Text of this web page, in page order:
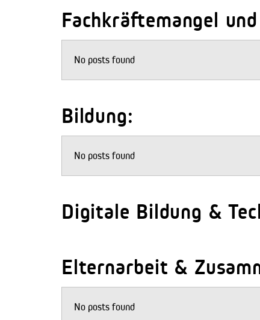
Fachkräftemangel
No posts found
Bildung:
No posts found
Digitale Bildung &
Elternarbeit &
No posts found